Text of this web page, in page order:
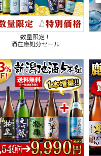
数量限定！
酒在庫処分セール